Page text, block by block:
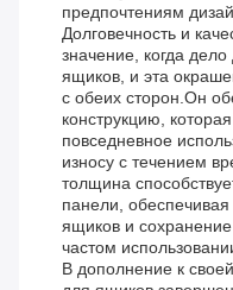
предпочтениям
Долговечность и
значение, когда
ящиков, и эта
с обеих сторон.Он
конструкцию,
повседневное
износу с течением
толщина
панели,
ящиков и
частом
В дополнение к